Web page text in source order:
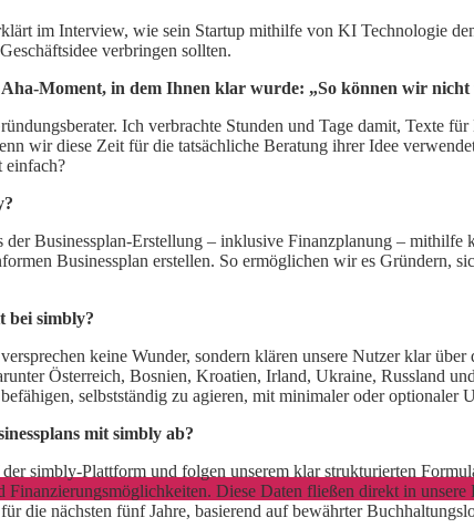
im Interview, wie sein Startup mithilfe von KI Technologie
verbringen sollten.
Moment, in dem Ihnen klar wurde: „So können wir nicht
Ich verbrachte Stunden und Tage damit, Texte
wir diese Zeit für die tatsächliche Beratung ihrer Idee
einfach?
der Businessplan-Erstellung – inklusive Finanzplanung –
Businessplan erstellen. So ermöglichen wir es
bei simbly?
keine Wunder, sondern klären unsere Nutzer klar
Österreich, Bosnien, Kroatien, Irland, Ukraine, Russland
selbstständig zu agieren, mit minimaler oder optionaler
mit simbly ab?
simbly-Plattform und folgen unserem klar strukturierten
Finanzierungsmöglichkeiten. Diese Daten fließen direkt in
die nächsten fünf Jahre, basierend auf bewährter